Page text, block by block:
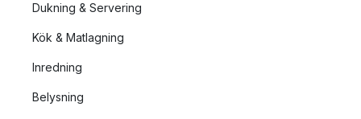
Dukning & Servering
Kök & Matlagning
Inredning
Belysning